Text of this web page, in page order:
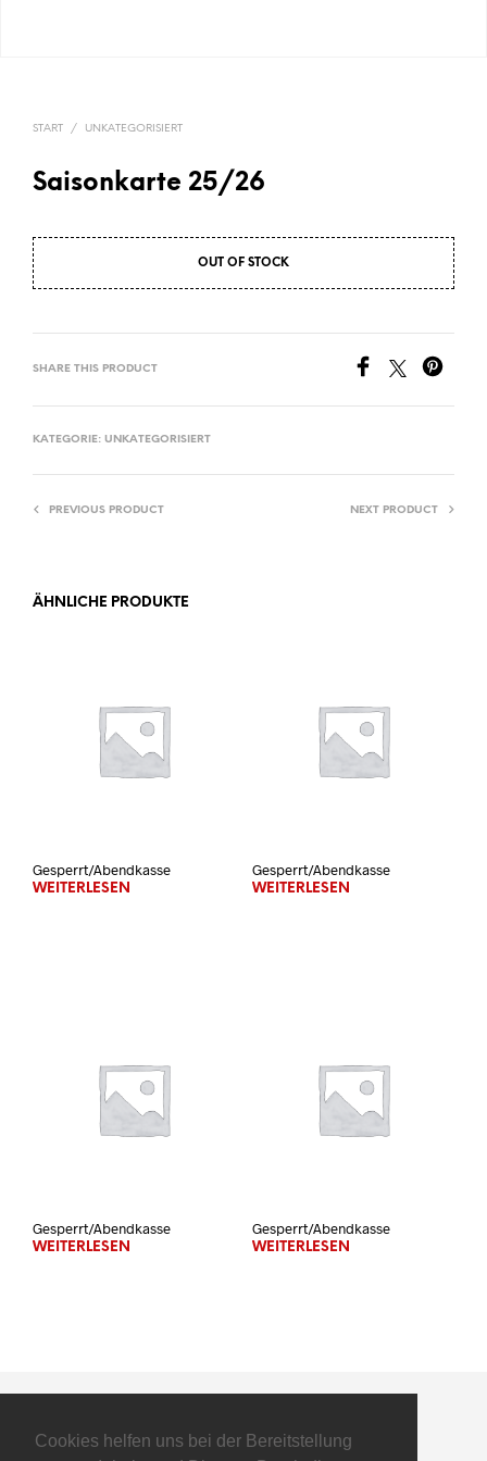
Cookies helfen uns bei der Bereitstellung
START / UNKATEGORISIERT
Saisonkarte 25/26
OUT OF STOCK
SHARE THIS PRODUCT
KATEGORIE: UNKATEGORISIERT
PREVIOUS PRODUCT NEXT PRODUCT
ÄHNLICHE PRODUKTE
Gesperrt/Abendkasse
WEITERLESEN
Gesperrt/Abendkasse
WEITERLESEN
Gesperrt/Abendkasse
WEITERLESEN
Gesperrt/Abendkasse
WEITERLESEN